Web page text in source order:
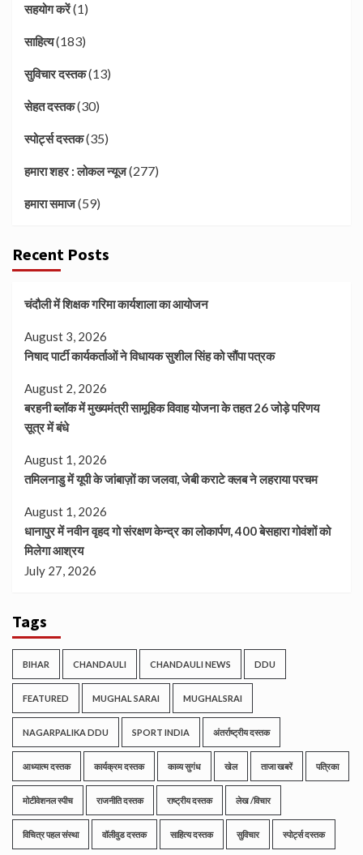
सहयोग करें(1)
साहित्य(183)
सुविचार दस्तक(13)
सेहत दस्तक(30)
स्पोर्ट्स दस्तक(35)
हमारा शहर : लोकल न्यूज(277)
हमारा समाज(59)
Recent Posts
चंदौली में शिक्षक गरिमा कार्यशाला का आयोजन
August 3, 2026
निषाद पार्टी कार्यकर्ताओं ने विधायक सुशील सिंह को सौंपा पत्रक
August 2, 2026
बरहनी ब्लॉक में मुख्यमंत्री सामूहिक विवाह योजना के तहत 26 जोड़े परिणय
सूत्र में बंधे
August 1, 2026
तमिलनाडु में यूपी के जांबाज़ों का जलवा, जेबी कराटे क्लब ने लहराया परचम
August 1, 2026
धानापुर में नवीन वृहद गो संरक्षण केन्द्र का लोकार्पण, 400 बेसहारा गोवंशों को
मिलेगा आश्रय
July 27, 2026
Tags
BIHAR CHANDAULI CHANDAULI NEWS DDU
FEATURED MUGHAL SARAI MUGHALSRAI
NAGARPALIKA DDU SPORT INDIA अंतर्राष्ट्रीय दस्तक
आध्यात्म दस्तक कार्यक्रम दस्तक काव्य सुगंध खेल ताजा खबरें पत्रिका
मोटीवेशनल स्पीच राजनीति दस्तक राष्ट्रीय दस्तक लेख /विचार
विचित्र पहल संस्था वॉलीवुड दस्तक साहित्य दस्तक सुविचार स्पोर्ट्स दस्तक